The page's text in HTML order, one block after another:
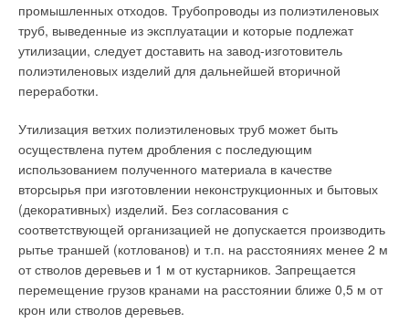
промышленных отходов. Трубопроводы из полиэтиленовых
труб, выведенные из эксплуатации и которые подлежат
утилизации, следует доставить на завод-изготовитель
полиэтиленовых изделий для дальнейшей вторичной
переработки.
Утилизация ветхих полиэтиленовых труб может быть
осуществлена путем дробления с последующим
использованием полученного материала в качестве
вторсырья при изготовлении неконструкционных и бытовых
(декоративных) изделий. Без согласования с
соответствующей организацией не допускается производить
рытье траншей (котлованов) и т.п. на расстояниях менее 2 м
от стволов деревьев и 1 м от кустарников. Запрещается
перемещение грузов кранами на расстоянии ближе 0,5 м от
крон или стволов деревьев.
Фитинги итальянского производителя N.T.M. вообще
отличаются от всех прочих пуш-фитингов тем, что в них
больше всего латунных компонентов. На рисунке ниже
представлен самофиксирующийся фитинг в разборе. Он
состоит из: А — удерживающей латунной колодки (гайки); В
— тарельчатой блокировочной пружины из нержавеющей
стали; С — распорного латунного кольца; D —
уплотнительных колец из EPDM (этиленпропиленовый
каучук); E — диэлектрической прокладки из PTFE
(политетрафторэтилен); F — латунного корпуса.
Монтаж такого фитинга не требует вообще никакого
дополнительного инструмента кроме резака для труб и
калибратора с фаскоснимателем. Если труба отрезана под
прямым углом к своей оси, откалибрована, а также с ее
внутренней стороны снята фаска, то установка будет